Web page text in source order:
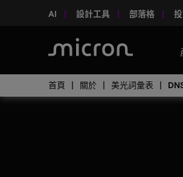
AI 設計工具 部落格
首頁 關於 美光詞彙表